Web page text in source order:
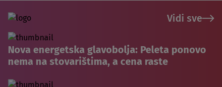
Vidi sve
Nova energetska glavobolja: Peleta ponovo
nema na stovarištima, a cena raste